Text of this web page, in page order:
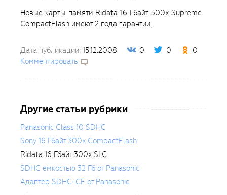
Новые карты памяти Ridata 16 Гбайт 300x Supreme
CompactFlash имеют 2 года гарантии.
Дата публикации: 15.12.2008 0 0
0
Комментировать
Другие статьи рубрики
Panasonic Class 10 SDHC
Sony 16 Гбайт 300x CompactFlash
Ridata 16 Гбайт 300x SLC
SDHC емкостью 32 Гб от Panasonic
Адаптер SDHC-CF от Panasonic